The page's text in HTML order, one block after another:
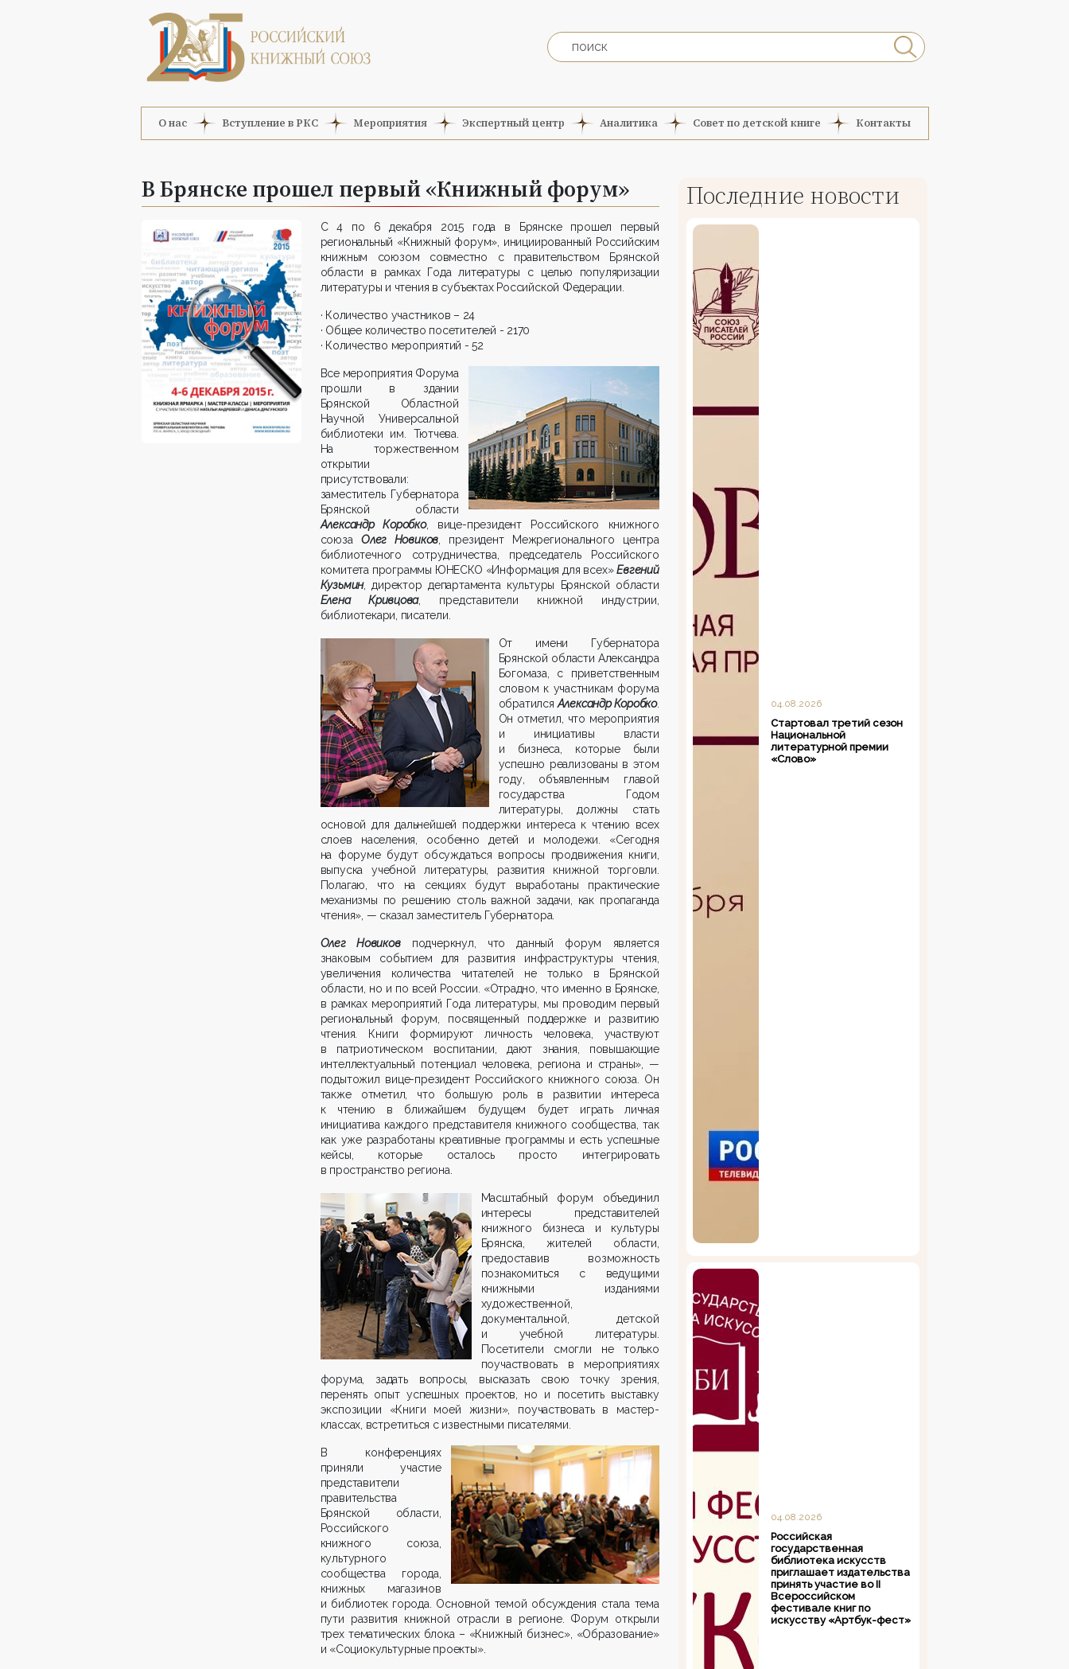
О нас Вступление в РКС Мероприятия Экспертный центр Аналитика Совет по детской книге Контакты
В Брянске прошел первый «Книжный форум»
С 4 по 6 декабря 2015 года в Брянске прошел первый
региональный «Книжный форум», инициированный Российским
книжным союзом совместно с правительством Брянской
области в рамках Года литературы с целью популяризации
литературы и чтения в субъектах Российской Федерации.
· Количество участников – 24
· Общее количество посетителей - 2170
· Количество мероприятий - 52
Все мероприятия Форума
прошли в здании
Брянской Областной
Научной Универсальной
библиотеки им. Тютчева.
На торжественном
открытии
присутствовали:
заместитель Губернатора
Брянской области
Александр Коробко, вице-президент Российского книжного
союзаОлег Новиков , президент Межрегионального центра
библиотечного сотрудничества, председатель Российского
комитета программы ЮНЕСКО «Информация для всех»Евгений
Кузьмин, директор департамента культуры Брянской области
Елена Кривцова, представители книжной индустрии,
библиотекари, писатели.
От имени Губернатора
Брянской области Александра
Богомаза, с приветственным
словом к участникам форума
обратился Александр Коробко.
Он отметил, что мероприятия
и инициативы власти
и бизнеса, которые были
успешно реализованы в этом
году, объявленным главой
государства Годом
литературы, должны стать
основой для дальнейшей поддержки интереса к чтению всех
слоев населения, особенно детей и молодежи. «Сегодня
на форуме будут обсуждаться вопросы продвижения книги,
выпуска учебной литературы, развития книжной торговли.
Полагаю, что на секциях будут выработаны практические
механизмы по решению столь важной задачи, как пропаганда
чтения», — сказал заместитель Губернатора.
Олег Новиковподчеркнул, что данный форум является
знаковым событием для развития инфраструктуры чтения,
увеличения количества читателей не только в Брянской
области, но и по всей России. «Отрадно, что именно в Брянске,
в рамках мероприятий Года литературы, мы проводим первый
региональный форум, посвященный поддержке и развитию
чтения. Книги формируют личность человека, участвуют
в патриотическом воспитании, дают знания, повышающие
интеллектуальный потенциал человека, региона и страны», —
подытожил вице-президент Российского книжного союза. Он
также отметил, что большую роль в развитии интереса
к чтению в ближайшем будущем будет играть личная
инициатива каждого представителя книжного сообщества, так
как уже разработаны креативные программы и есть успешные
кейсы, которые осталось просто интегрировать
в пространство региона.
Масштабный форум объединил
интересы представителей
книжного бизнеса и культуры
Брянска, жителей области,
предоставив возможность
познакомиться с ведущими
книжными изданиями
художественной,
документальной, детской
и учебной литературы.
Посетители смогли не только
поучаствовать в мероприятиях
форума, задать вопросы, высказать свою точку зрения,
перенять опыт успешных проектов, но и посетить выставку
экспозиции «Книги моей жизни», поучаствовать в мастер-
классах, встретиться с известными писателями.
В конференциях
приняли участие
представители
правительства
Брянской области,
Российского
книжного союза,
культурного
сообщества города,
книжных магазинов
и библиотек города. Основной темой обсуждения стала тема
пути развития книжной отрасли в регионе. Форум открыли
трех тематических блока – «Книжный бизнес», «Образование»
и «Социокультурные проекты».
Последние новости
04.08.2026
Стартовал третий сезон
Национальной
литературной премии
«Слово»
04.08.2026
Российская
государственная
библиотека искусств
приглашает издательства
принять участие во II
Всероссийском
фестивале книг по
искусству «Артбук-фест»